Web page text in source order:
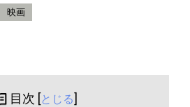
映画
目次 [とじる]